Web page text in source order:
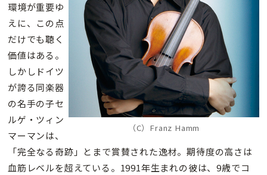
（C）Franz Hamm
環境が重要ゆ
えに、この点
だけでも聴く
価値はある。
しかしドイツ
が誇る同楽器
の名手の子セ
ルゲ・ツィン
マーマンは、
「完全なる奇跡」とまで賞賛された逸材。期待度の高さは
血筋レベルを超えている。1991年生まれの彼は、9歳でコ